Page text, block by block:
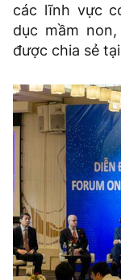
các lĩnh vực
dục mầm
được chia sẻ